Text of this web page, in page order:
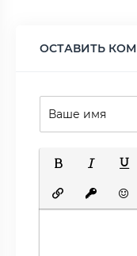
ОСТАВИТЬ
ВставитьВставить